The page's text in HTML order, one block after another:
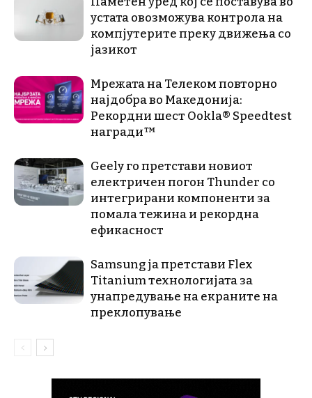
устата овозможува контрола на
компјутерите преку движења со
јазикот
Мрежата на Телеком повторно
најдобра во Македонија:
Рекордни шест Ookla® Speedtest
награди™
Geely го претстави новиот
електричен погон Thunder со
интегрирани компоненти за
помала тежина и рекордна
ефикасност
Samsung ја претстави Flex
Titanium технологијата за
унапредување на екраните на
преклопување